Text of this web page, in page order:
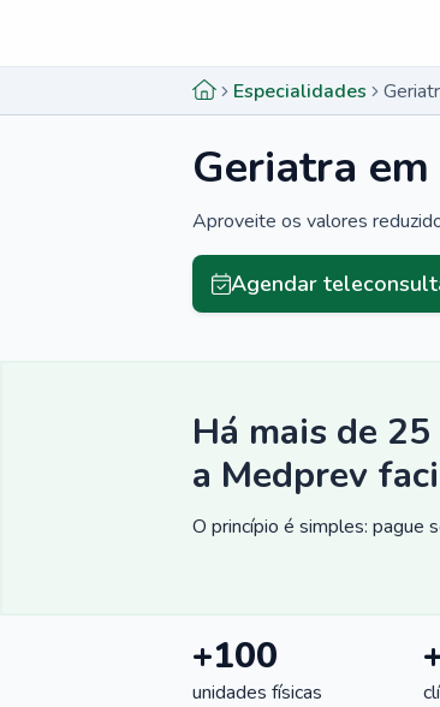
Especialidades
Geriatra
Aproveite os valores
Agendar
Há mais de
a Medprev
O princípio é simples: pague
+100
unidades físicas